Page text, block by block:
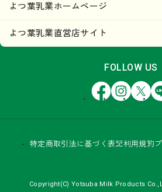
よつ葉乳業ホームページ
よつ葉乳業直営店サイト
FOLLOW US
FacebookInstagram
X
特定商取引法に基づく表記利用規約
Copyright(C) Yotsuba Milk Products